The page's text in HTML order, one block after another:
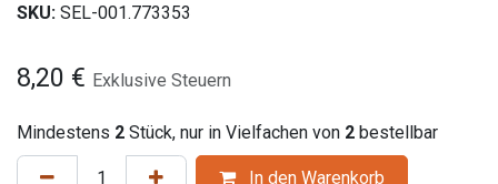
SKU: SEL-001.773353
8,20 € Exklusive Steuern
Mindestens 2 Stück, nur in Vielfachen von 2 bestellbar
In den Warenkorb